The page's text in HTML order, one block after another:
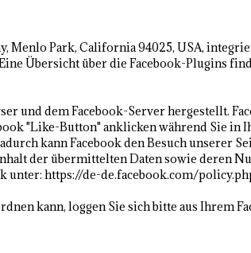
Menlo Park, California 94025, USA,
Übersicht über die Facebook-Plugins
und dem Facebook-Server hergestellt.
"Like-Button" anklicken während Sie in
kann Facebook den Besuch unserer
der übermittelten Daten sowie deren
unter: https://de-de.facebook.com/
kann, loggen Sie sich bitte aus Ihrem